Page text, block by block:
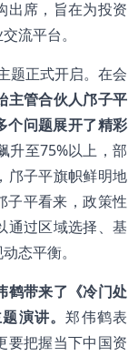
出席，旨在为投资
流平台。
题正式开启。在会
主管合伙人邝子平
个问题展开了精彩
升至75%以上，部
邝子平旗帜鲜明地
子平看来，政策性
通过区域选择、基
态平衡。
鹤带来了《冷门处
演讲。郑伟鹤表
要把握当下中国资